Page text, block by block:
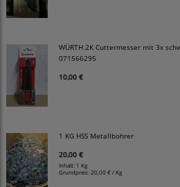
WÜRTH 2K Cuttermesser mit 3x
071566295
10,00 €
1 KG HSS Metallbohrer
20,00 €
Inhalt: 1 Kg
Grundpreis: 20,00 € / Kg